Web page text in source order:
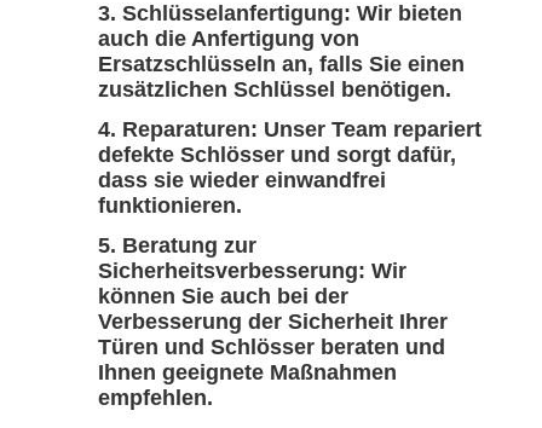
Schlüsselanfertigung: Wir bieten
auch die Anfertigung von
Ersatzschlüsseln an, falls Sie einen
zusätzlichen Schlüssel benötigen.
Reparaturen: Unser Team repariert
defekte Schlösser und sorgt dafür,
dass sie wieder einwandfrei
funktionieren.
Beratung zur
Sicherheitsverbesserung: Wir
können Sie auch bei der
Verbesserung der Sicherheit Ihrer
Türen und Schlösser beraten und
Ihnen geeignete Maßnahmen
empfehlen.